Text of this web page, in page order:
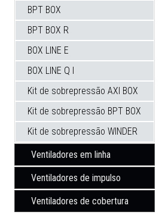
BPT BOX
BPT BOX R
BOX LINE E
BOX LINE Q I
Kit de sobrepressão AXI BOX
Kit de sobrepressão BPT BOX
Kit de sobrepressão WINDER
Ventiladores em linha
Ventiladores de impulso
Ventiladores de cobertura